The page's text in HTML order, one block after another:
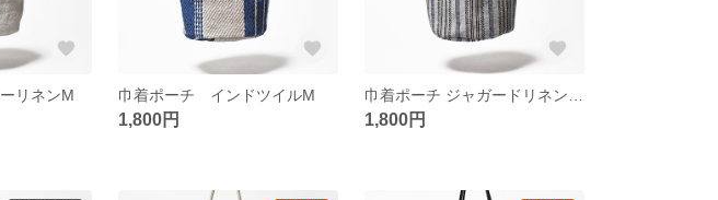
リネンM 巾着ポーチ インドツイルM
1,800円 1,800円